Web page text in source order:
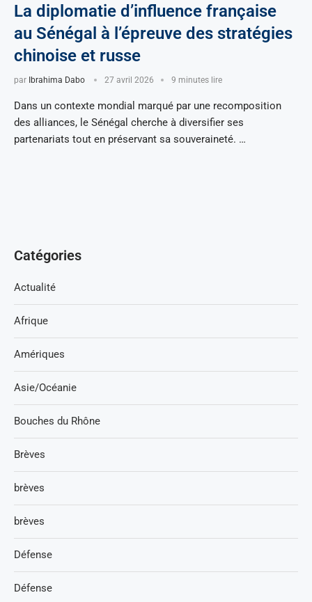
La diplomatie d’influence française
au Sénégal à l’épreuve des stratégies
chinoise et russe
par Ibrahima Dabo 27 avril 2026 9 minutes lire
Dans un contexte mondial marqué par une recomposition
des alliances, le Sénégal cherche à diversifier ses
partenariats tout en préservant sa souveraineté. …
Catégories
Actualité
Afrique
Amériques
Asie/Océanie
Bouches du Rhône
Brèves
brèves
brèves
Défense
Défense